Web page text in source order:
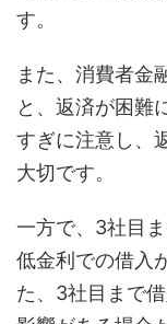
す。
また、消費者金
と、返済が困難
すぎに注意し、
大切です。
一方で、3社目
低金利での借入
た、3社目まで